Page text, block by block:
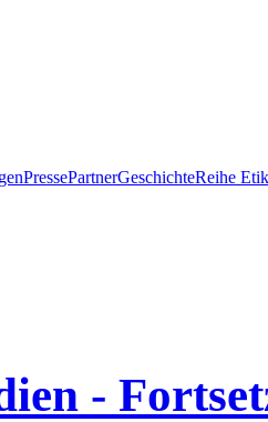
PressePartnerGeschichteReihe
-